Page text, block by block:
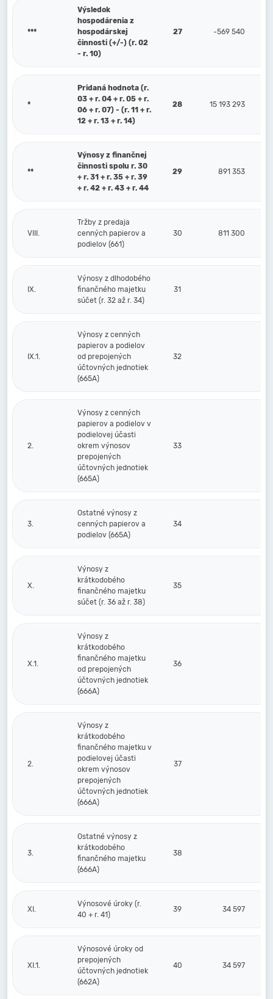
***
Výsledok
hospodárenia z
hospodárskej
činnosti (+/-) (r. 02
- r. 10)
27 -569 540
*
Pridaná hodnota (r.
03 + r. 04 + r. 05 + r.
06 + r. 07) - (r. 11 + r.
12 + r. 13 + r. 14)
28 15 193 293
**
Výnosy z finančnej
činnosti spolu r. 30
+ r. 31 + r. 35 + r. 39
+ r. 42 + r. 43 + r. 44
29 891 353
VIII.
Tržby z predaja
cenných papierov a
podielov (661)
30 811 300
IX.
Výnosy z dlhodobého
finančného majetku
súčet (r. 32 až r. 34)
31
IX.1.
Výnosy z cenných
papierov a podielov
od prepojených
účtovných jednotiek
(665A)
32
2.
Výnosy z cenných
papierov a podielov v
podielovej účasti
okrem výnosov
prepojených
účtovných jednotiek
(665A)
33
3.
Ostatné výnosy z
cenných papierov a
podielov (665A)
34
X.
Výnosy z
krátkodobého
finančného majetku
súčet (r. 36 až r. 38)
35
X.1.
Výnosy z
krátkodobého
finančného majetku
od prepojených
účtovných jednotiek
(666A)
36
2.
Výnosy z
krátkodobého
finančného majetku v
podielovej účasti
okrem výnosov
prepojených
účtovných jednotiek
(666A)
37
3.
Ostatné výnosy z
krátkodobého
finančného majetku
(666A)
38
XI.
Výnosové úroky (r.
40 + r. 41)
39 34 597
XI.1.
Výnosové úroky od
prepojených
účtovných jednotiek
(662A)
40 34 597